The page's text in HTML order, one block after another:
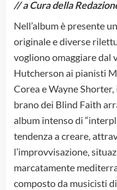
// a Cura della
Nell’album è presente
originale e diverse
vogliono omaggiare dal
Hutcherson ai pianisti
Corea e Wayne
brano dei Blind Faith
album intenso di
tendenza a creare,
l’improvvisazione,
marcatamente
composto da musicisti